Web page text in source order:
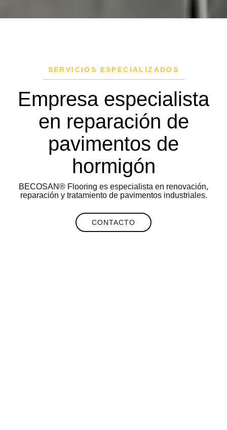
SERVICIOS ESPECIALIZADOS
Empresa especialista
en reparación de
pavimentos de
hormigón
BECOSAN® Flooring es especialista en renovación,
reparación y tratamiento de pavimentos industriales.
CONTACTO